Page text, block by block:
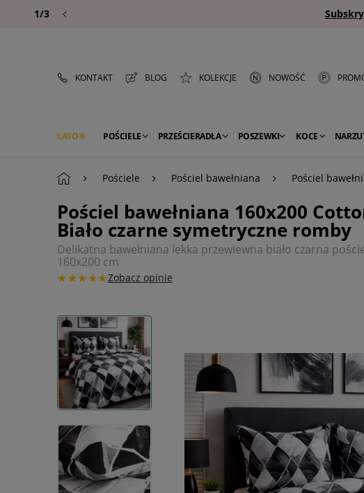
1/3
KONTAKT BLOG KOLEKCJE NOWOŚĆ
LATO POŚCIELE PRZEŚCIERADŁA POSZEWKI KOCE
Pościele Pościel bawełniana Pościel
Pościel bawełniana 160x200
Biało czarne symetryczne romby
Delikatna bawełniana lekka przewiewna biało czarna
160x200 cm
★★★★★Zobacz opinie